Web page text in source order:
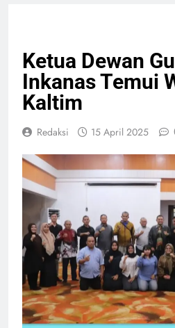
Ketua Dewan
Inkanas Temui
Kaltim
Redaksi 15 April 2025